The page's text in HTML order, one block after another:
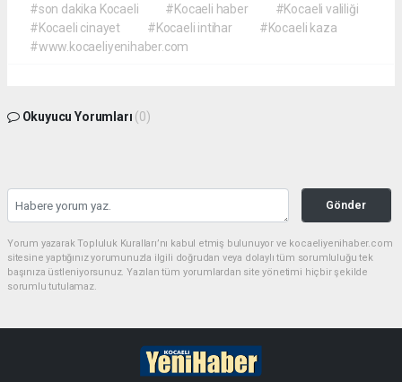
#son dakika Kocaeli
#Kocaeli haber
#Kocaeli valiliği
#Kocaeli cinayet
#Kocaeli intihar
#Kocaeli kaza
#www.kocaeliyenihaber.com
Okuyucu Yorumları (0)
Gönder
Yorum yazarak Topluluk Kuralları’nı kabul etmiş bulunuyor ve kocaeliyenihaber.com
sitesine yaptığınız yorumunuzla ilgili doğrudan veya dolaylı tüm sorumluluğu tek
başınıza üstleniyorsunuz. Yazılan tüm yorumlardan site yönetimi hiçbir şekilde
sorumlu tutulamaz.